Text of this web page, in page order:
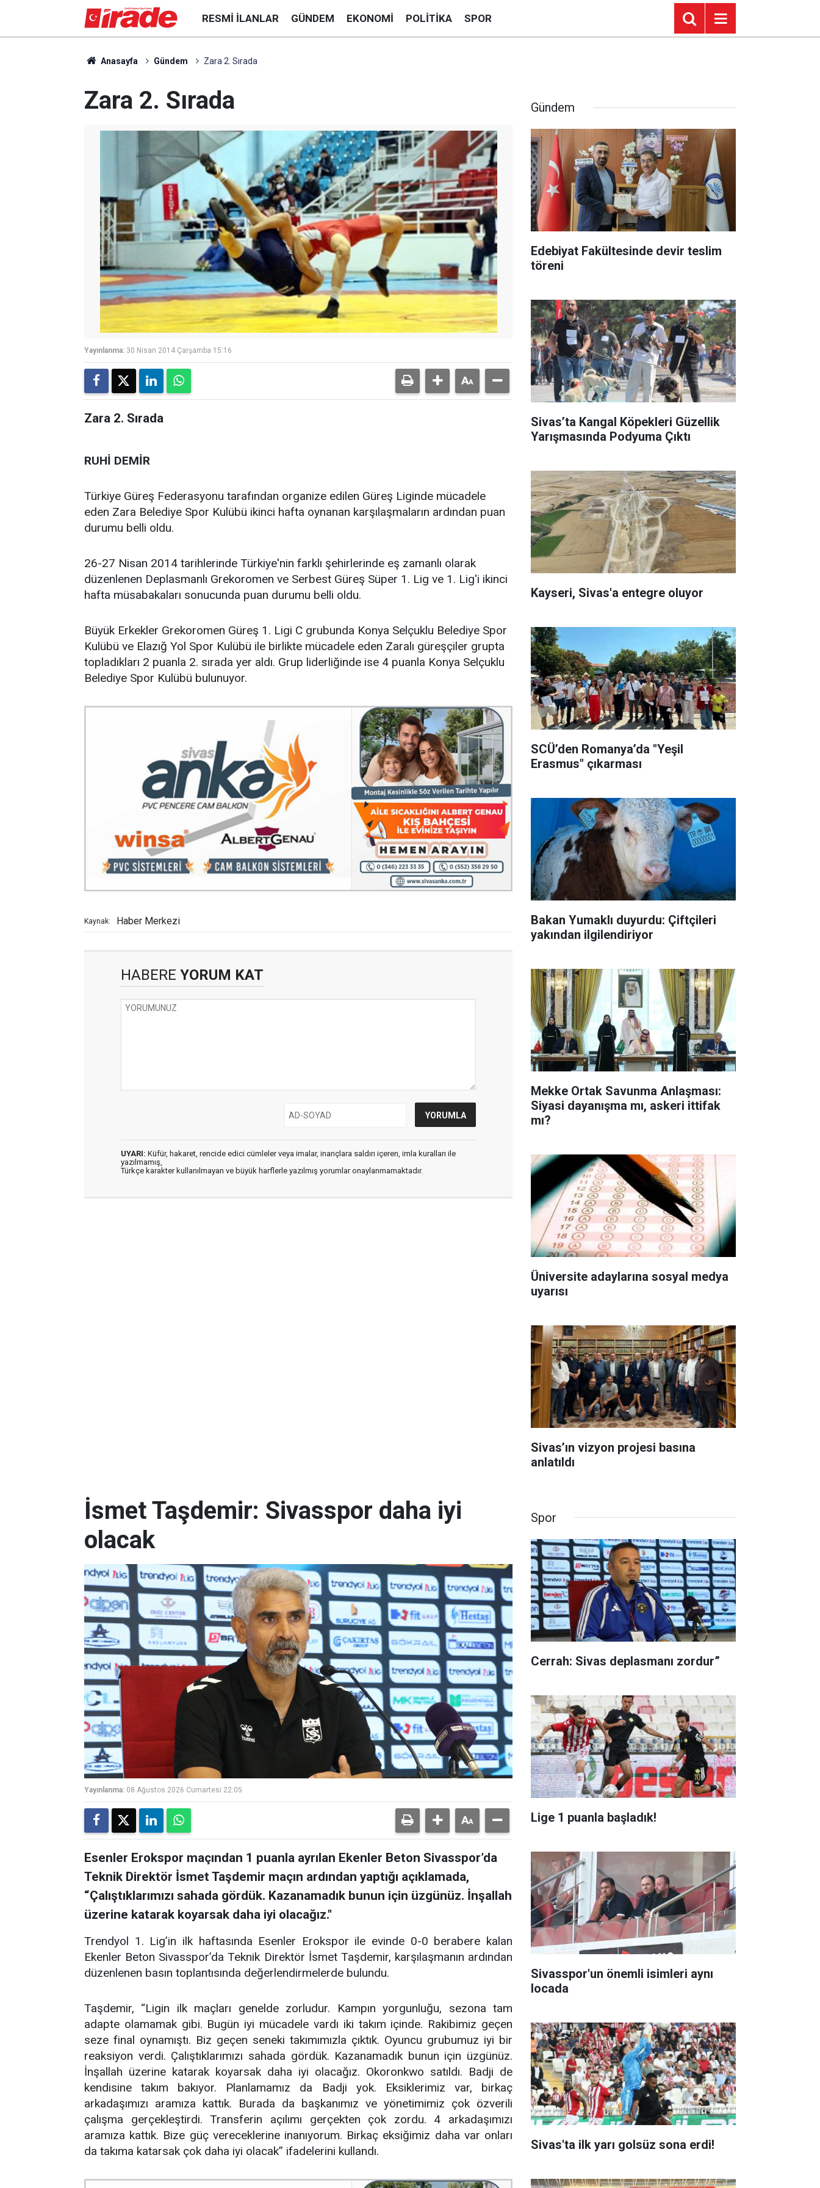
RESMI İLANLAR GÜNDEM EKONOMI POLITIKA SPOR
Anasayfa Gündem Zara 2. Sırada
Zara 2. Sırada
Yayınlanma: 30 Nisan 2014 Çarşamba 15:16
Zara 2. Sırada
RUHİ DEMİR
Türkiye Güreş Federasyonu tarafından organize edilen Güreş Liginde mücadele
eden Zara Belediye Spor Kulübü ikinci hafta oynanan karşılaşmaların ardından puan
durumu belli oldu.
26-27 Nisan 2014 tarihlerinde Türkiye'nin farklı şehirlerinde eş zamanlı olarak
düzenlenen Deplasmanlı Grekoromen ve Serbest Güreş Süper 1. Lig ve 1. Lig'i ikinci
hafta müsabakaları sonucunda puan durumu belli oldu.
Büyük Erkekler Grekoromen Güreş 1. Ligi C grubunda Konya Selçuklu Belediye Spor
Kulübü ve Elazığ Yol Spor Kulübü ile birlikte mücadele eden Zaralı güreşçiler grupta
topladıkları 2 puanla 2. sırada yer aldı. Grup liderliğinde ise 4 puanla Konya Selçuklu
Belediye Spor Kulübü bulunuyor.
Kaynak: Haber Merkezi
HABERE YORUM KAT
UYARI: Küfür, hakaret, rencide edici cümleler veya imalar, inançlara saldırı içeren, imla kuralları ile
yazılmamış,
Türkçe karakter kullanılmayan ve büyük harflerle yazılmış yorumlar onaylanmamaktadır.
Gündem
Edebiyat Fakültesinde devir teslim
töreni
Sivas’ta Kangal Köpekleri Güzellik
Yarışmasında Podyuma Çıktı
Kayseri, Sivas'a entegre oluyor
SCÜ’den Romanya’da "Yeşil
Erasmus" çıkarması
Bakan Yumaklı duyurdu: Çiftçileri
yakından ilgilendiriyor
Mekke Ortak Savunma Anlaşması:
Siyasi dayanışma mı, askeri ittifak
mı?
Üniversite adaylarına sosyal medya
uyarısı
Sivas’ın vizyon projesi basına
anlatıldı
İsmet Taşdemir: Sivasspor daha iyi
olacak
Yayınlanma: 08 Ağustos 2026 Cumartesi 22:05
Esenler Erokspor maçından 1 puanla ayrılan Ekenler Beton Sivasspor’da
Teknik Direktör İsmet Taşdemir maçın ardından yaptığı açıklamada,
“Çalıştıklarımızı sahada gördük. Kazanamadık bunun için üzgünüz. İnşallah
üzerine katarak koyarsak daha iyi olacağız."
Trendyol 1. Lig’in ilk haftasında Esenler Erokspor ile evinde 0-0 berabere kalan
Ekenler Beton Sivasspor’da Teknik Direktör İsmet Taşdemir, karşılaşmanın ardından
düzenlenen basın toplantısında değerlendirmelerde bulundu.
Taşdemir, “Ligin ilk maçları genelde zorludur. Kampın yorgunluğu, sezona tam
adapte olamamak gibi. Bugün iyi mücadele vardı iki takım içinde. Rakibimiz geçen
seze final oynamıştı. Biz geçen seneki takımımızla çıktık. Oyuncu grubumuz iyi bir
reaksiyon verdi. Çalıştıklarımızı sahada gördük. Kazanamadık bunun için üzgünüz.
İnşallah üzerine katarak koyarsak daha iyi olacağız. Okoronkwo satıldı. Badji de
kendisine takım bakıyor. Planlamamız da Badji yok. Eksiklerimiz var, birkaç
arkadaşımızı aramıza kattık. Burada da başkanımız ve yönetimimiz çok özverili
çalışma gerçekleştirdi. Transferin açılımı gerçekten çok zordu. 4 arkadaşımızı
aramıza kattık. Bize güç vereceklerine inanıyorum. Birkaç eksiğimiz daha var onları
da takıma katarsak çok daha iyi olacak” ifadelerini kullandı.
Spor
Cerrah: Sivas deplasmanı zordur”
Lige 1 puanla başladık!
Sivasspor'un önemli isimleri aynı
locada
Sivas'ta ilk yarı golsüz sona erdi!